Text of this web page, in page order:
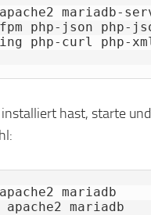
mariadb-
php-json php-
php-curl php-
hast, starte
mariadb
mariadb